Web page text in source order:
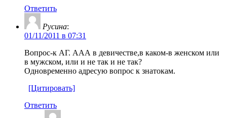
Ответить
Русина:
01/11/2011 в 07:31
Вопрос-к АГ. ААА в девичестве,в каком-в женском или
в мужском, или и не так и не так?
Одновременно адресую вопрос к знатокам.
[Цитировать]
Ответить